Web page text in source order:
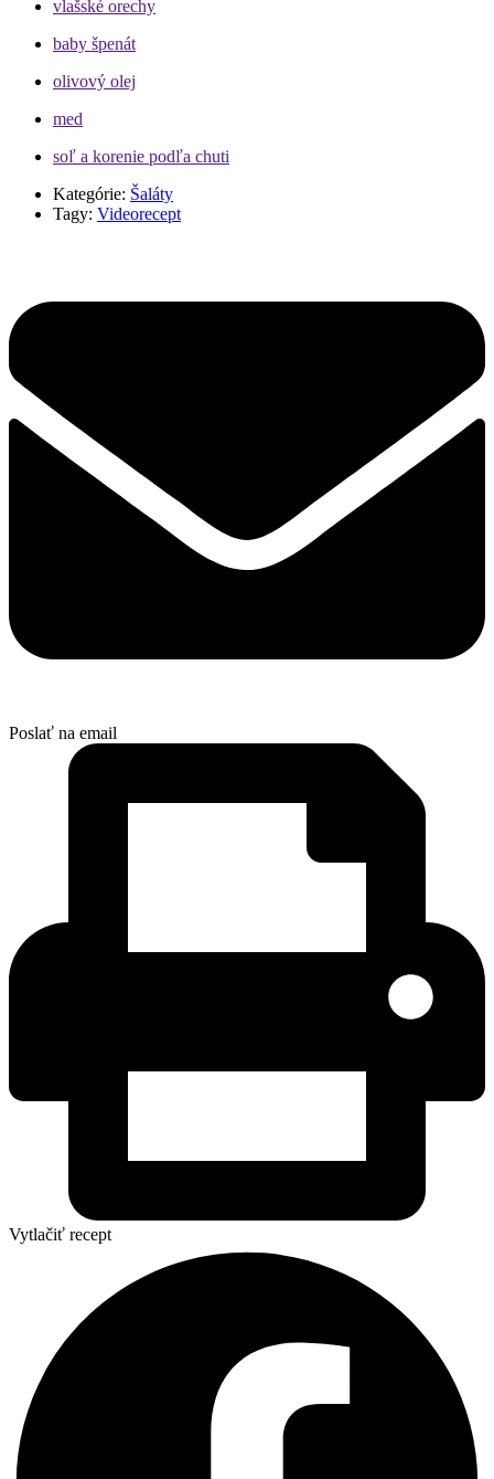
vlašské orechy
baby špenát
olivový olej
med
soľ a korenie podľa chuti
Kategórie: Šaláty
Tagy: Videorecept
Poslať na email
Vytlačiť recept